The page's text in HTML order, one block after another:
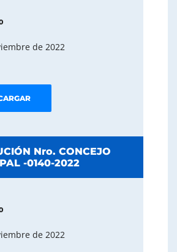
de 2022
Nro. CONCEJO
-0140-2022
de 2022